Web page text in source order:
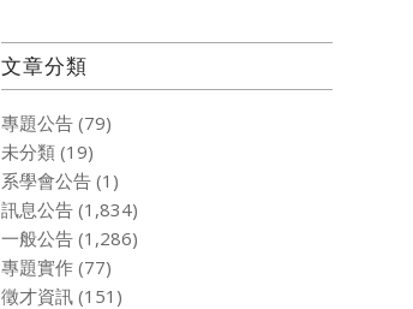
文章分類
專題公告 (79)
未分類 (19)
系學會公告 (1)
訊息公告 (1,834)
一般公告 (1,286)
專題實作 (77)
徵才資訊 (151)